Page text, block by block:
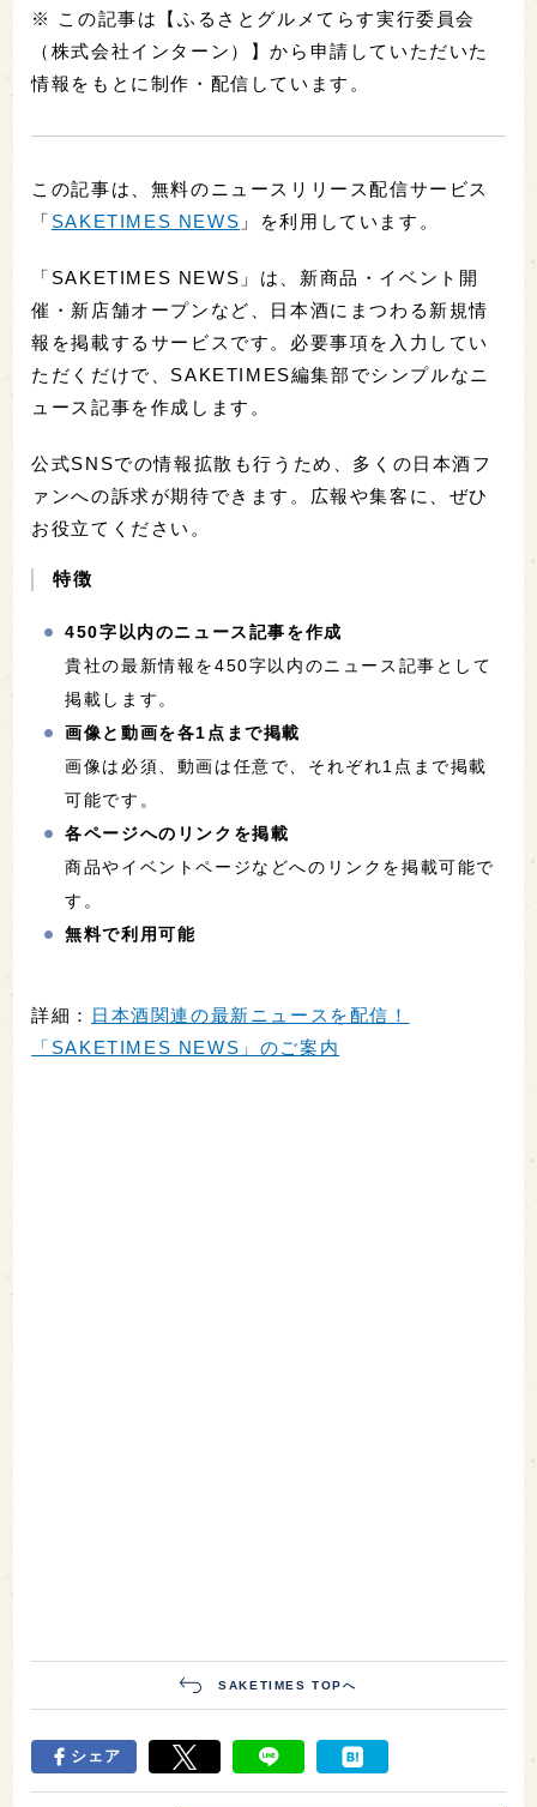
※ この記事は【ふるさとグルメてらす実行委員会
（株式会社インターン）】から申請していただいた
情報をもとに制作・配信しています。
この記事は、無料のニュースリリース配信サービス
「 SAKETIMES NEWS 」を利用しています。
「SAKETIMES NEWS」は、新商品・イベント開
催・新店舗オープンなど、日本酒にまつわる新規情
報を掲載するサービスです。必要事項を入力してい
ただくだけで、SAKETIMES編集部でシンプルなニ
ュース記事を作成します。
公式SNSでの情報拡散も行うため、多くの日本酒フ
ァンへの訴求が期待できます。広報や集客に、ぜひ
お役立てください。
特徴
450字以内のニュース記事を作成
貴社の最新情報を450字以内のニュース記事として
掲載します。
画像と動画を各1点まで掲載
画像は必須、動画は任意で、それぞれ1点まで掲載
可能です。
各ページへのリンクを掲載
商品やイベントページなどへのリンクを掲載可能で
す。
無料で利用可能
詳細：
日本酒関連の最新ニュースを配信！
「SAKETIMES NEWS」のご案内
SAKETIMES TOPへ
シェア